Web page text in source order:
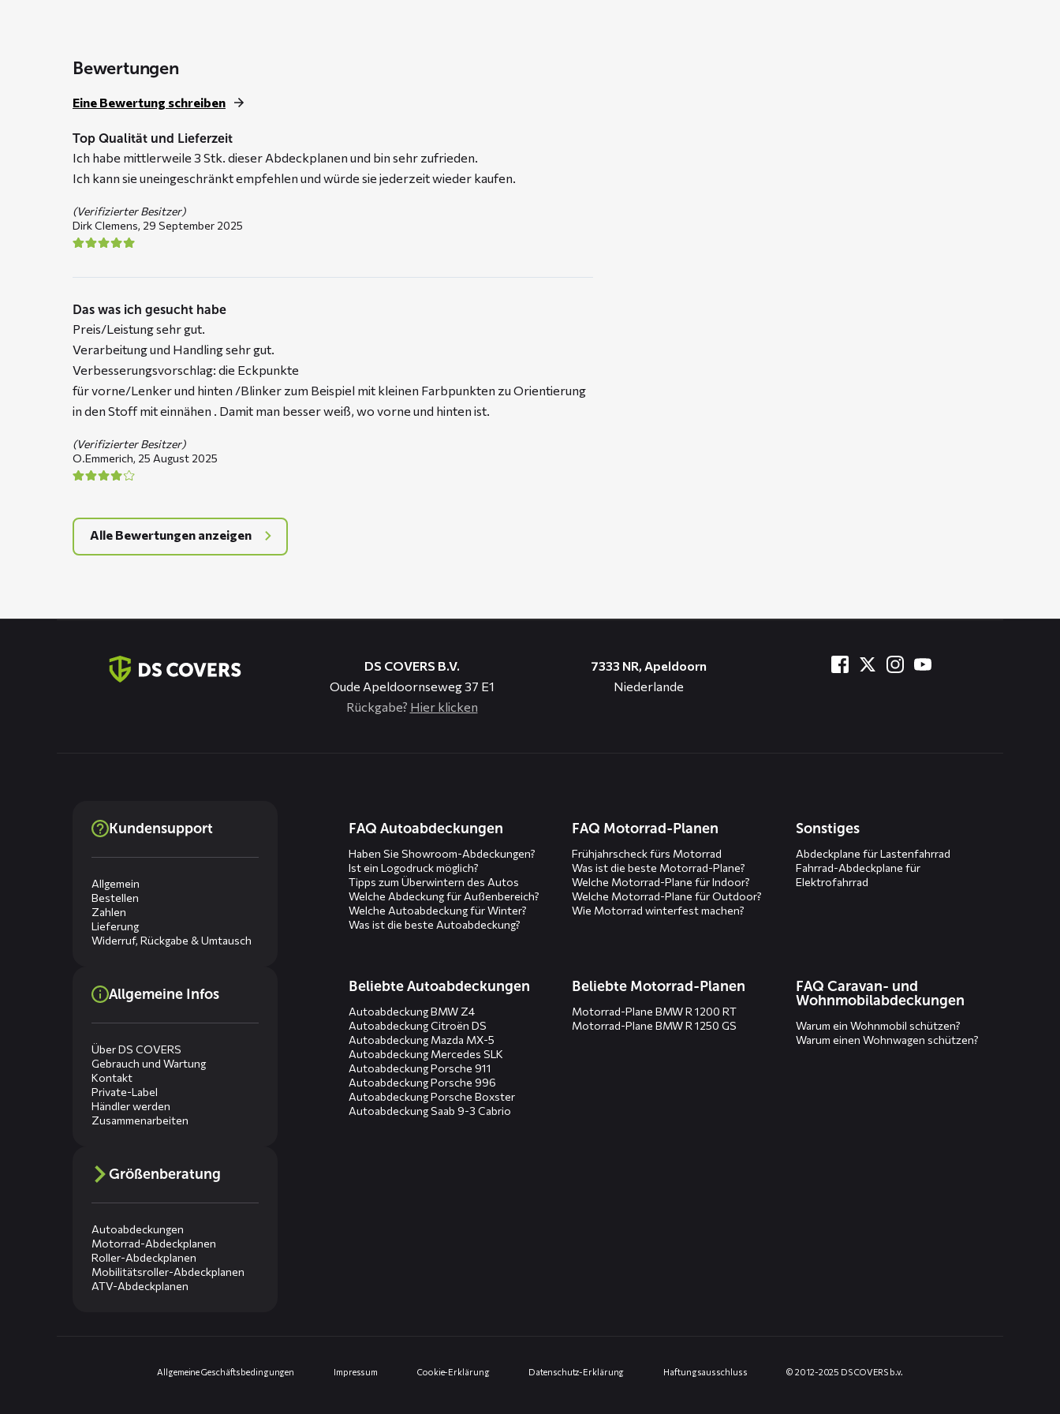
Bewertungen
Eine Bewertung schreiben
Top Qualität und Lieferzeit
Ich habe mittlerweile 3 Stk. dieser Abdeckplanen und bin sehr zufrieden.
Ich kann sie uneingeschränkt empfehlen und würde sie jederzeit wieder kaufen.
(Verifizierter Besitzer)
Dirk Clemens, 29 September 2025
Das was ich gesucht habe
Preis/Leistung sehr gut.
Verarbeitung und Handling sehr gut.
Verbesserungsvorschlag: die Eckpunkte
für vorne/Lenker und hinten /Blinker zum Beispiel mit kleinen Farbpunkten zu Orientierung
in den Stoff mit einnähen . Damit man besser weiß, wo vorne und hinten ist.
(Verifizierter Besitzer)
O.Emmerich, 25 August 2025
Alle Bewertungen anzeigen
DS COVERS B.V.
Oude Apeldoornseweg 37 E1
Rückgabe? Hier klicken
7333 NR, Apeldoorn
Niederlande
Kundensupport
Allgemein
Bestellen
Zahlen
Lieferung
Widerruf, Rückgabe & Umtausch
Allgemeine Infos
Über DS COVERS
Gebrauch und Wartung
Kontakt
Private-Label
Händler werden
Zusammenarbeiten
Größenberatung
Autoabdeckungen
Motorrad-Abdeckplanen
Roller-Abdeckplanen
Mobilitätsroller-Abdeckplanen
ATV-Abdeckplanen
FAQ Autoabdeckungen
Haben Sie Showroom-Abdeckungen?
Ist ein Logodruck möglich?
Tipps zum Überwintern des Autos
Welche Abdeckung für Außenbereich?
Welche Autoabdeckung für Winter?
Was ist die beste Autoabdeckung?
FAQ Motorrad-Planen
Frühjahrscheck fürs Motorrad
Was ist die beste Motorrad-Plane?
Welche Motorrad-Plane für Indoor?
Welche Motorrad-Plane für Outdoor?
Wie Motorrad winterfest machen?
Sonstiges
Abdeckplane für Lastenfahrrad
Fahrrad-Abdeckplane für
Elektrofahrrad
Beliebte Autoabdeckungen
Autoabdeckung BMW Z4
Autoabdeckung Citroën DS
Autoabdeckung Mazda MX-5
Autoabdeckung Mercedes SLK
Autoabdeckung Porsche 911
Autoabdeckung Porsche 996
Autoabdeckung Porsche Boxster
Autoabdeckung Saab 9-3 Cabrio
Beliebte Motorrad-Planen
Motorrad-Plane BMW R 1200 RT
Motorrad-Plane BMW R 1250 GS
FAQ Caravan- und
Wohnmobilabdeckungen
Warum ein Wohnmobil schützen?
Warum einen Wohnwagen schützen?
Allgemeine Geschäftsbedingungen Impressum Cookie-Erklärung Datenschutz-Erklärung Haftungsausschluss © 2012-2025 DS COVERS b.v.